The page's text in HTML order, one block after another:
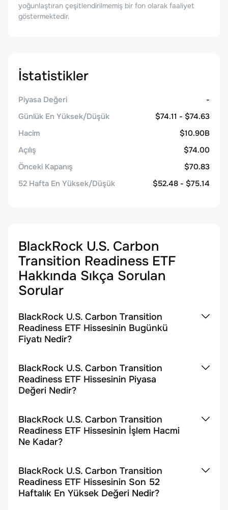
yoğunlaştıran çeşitlendirilmemiş bir fon olarak faaliyet
göstermektedir.
İstatistikler
Piyasa Değeri
-
Günlük En Yüksek/Düşük
$74.11 - $74.63
Hacim
$10.90B
Açılış
$74.00
Önceki Kapanış
$70.83
52 Hafta En Yüksek/Düşük
$52.48 - $75.14
BlackRock U.S. Carbon
Transition Readiness ETF
Hakkında Sıkça Sorulan
Sorular
BlackRock U.S. Carbon Transition
Readiness ETF Hissesinin Bugünkü
Fiyatı Nedir?
BlackRock U.S. Carbon Transition
Readiness ETF Hissesinin Piyasa
Değeri Nedir?
BlackRock U.S. Carbon Transition
Readiness ETF Hissesinin İşlem Hacmi
Ne Kadar?
BlackRock U.S. Carbon Transition
Readiness ETF Hissesinin Son 52
Haftalık En Yüksek Değeri Nedir?